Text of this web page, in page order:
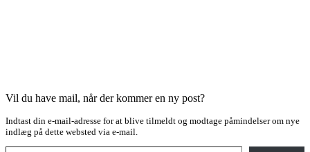
Vil du have mail, når der kommer en ny post?
Indtast din e-mail-adresse for at blive tilmeldt og modtage påmindelser om nye
indlæg på dette websted via e-mail.
Type your email…